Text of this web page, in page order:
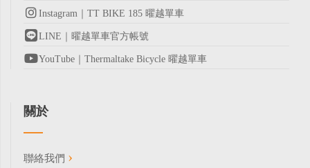
Instagram｜TT BIKE 185 曜越單車
LINE｜曜越單車官方帳號
YouTube｜Thermaltake Bicycle 曜越單車
關於
聯絡我們